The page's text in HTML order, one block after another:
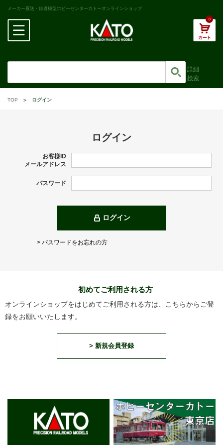
メーカー直送・鉄道模型ホビーセンターカトーオンラインショップ
0
詳細
検索
TOP ログイン
ログイン
お客様ID
メールアドレス
パスワード
ログイン
> パスワードをお忘れの方
初めてご利用される方
オンラインショップをはじめてご利用される方は、こちらからご登
録をお願いいたします。
> 新規会員登録